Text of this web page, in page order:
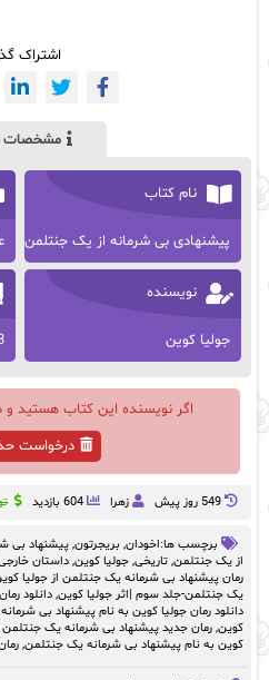
اشتراک
مشخصات
نام کتاب
پیشنهادی بی شرمانه از یک جنتلمن
نویسنده
جولیا کوین
اگر نویسنده این کتاب هستید
درخواست
549 روز پيش زهرا 604 بازدید
برچسب ها:اخودان, بریجرتون, پیشنهاد بی
از یک جنتلمن, تاریخی, جولیا کوین, داستان
رمان پیشنهاد بی شرمانه یک جنتلمن از جولیا
یک جنتلمن-جلد سوم |اثر جولیا کوین, دانلود
دانلود رمان جولیا کوین به نام پیشنهاد بی
کوین, رمان جدید پیشنهاد بی شرمانه یک جنتلمن
کوین به نام پیشنهاد بی شرمانه یک جنتلمن,